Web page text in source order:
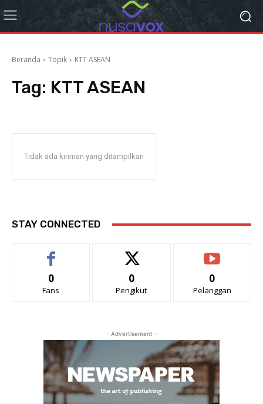
Beranda Topik KTT ASEAN
Tag: KTT ASEAN
Tidak ada kiriman yang ditampilkan
STAY CONNECTED
0
Fans
0
Pengikut
0
Pelanggan
- Advertisement -